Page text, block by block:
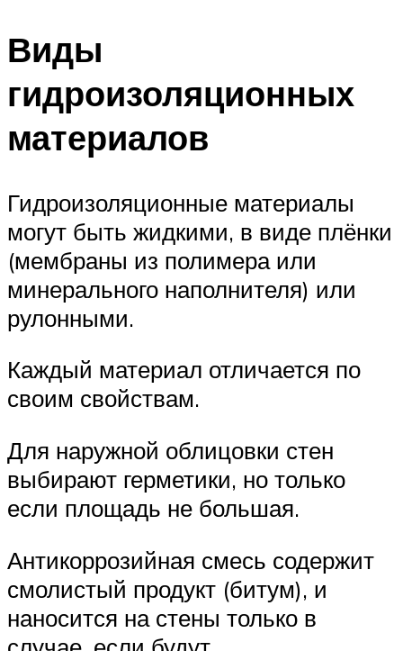
Виды
гидроизоляционных
материалов
Гидроизоляционные материалы
могут быть жидкими, в виде плёнки
(мембраны из полимера или
минерального наполнителя) или
рулонными.
Каждый материал отличается по
своим свойствам.
Для наружной облицовки стен
выбирают герметики, но только
если площадь не большая.
Антикоррозийная смесь содержит
смолистый продукт (битум), и
наносится на стены только в